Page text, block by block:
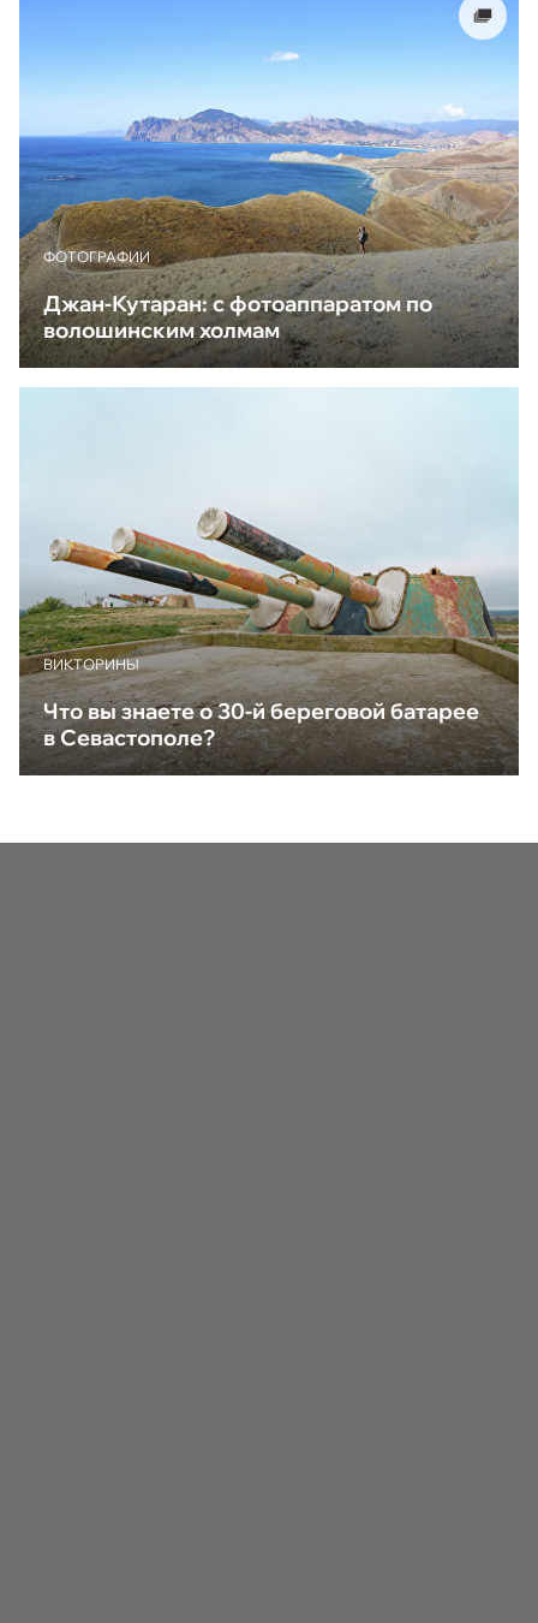
ФОТОГРАФИИ
Джан-Кутаран: с фотоаппаратом по
волошинским холмам
ВИКТОРИНЫ
Что вы знаете о 30-й береговой батарее
в Севастополе?